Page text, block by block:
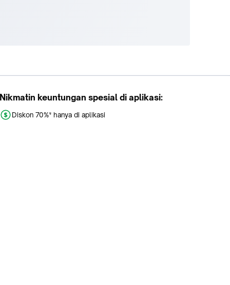
Nikmatin keuntungan spesial di aplikasi:
Diskon 70%* hanya di aplikasi